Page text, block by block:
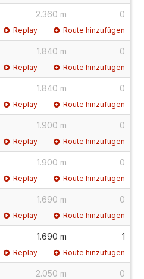
2.360 m 0
Replay Route hinzufügen
1.840 m 0
Replay Route hinzufügen
1.840 m 0
Replay Route hinzufügen
1.900 m 0
Replay Route hinzufügen
1.900 m 0
Replay Route hinzufügen
1.690 m 0
Replay Route hinzufügen
1.690 m 1
Replay Route hinzufügen
2.050 m 0